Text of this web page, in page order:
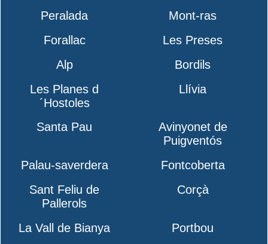
Peralada
Mont-ras
Forallac
Les Preses
Alp
Bordils
Les Planes d
´Hostoles
Llívia
Santa Pau
Avinyonet de
Puigventós
Palau-saverdera
Fontcoberta
Sant Feliu de
Pallerols
Corçà
La Vall de Bianya
Portbou